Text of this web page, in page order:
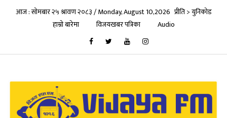
आज : सोमबार २५ श्रावण २०८३ / Monday, August 10,2026 प्रीति > युनिकोड
हाम्रो बारेमा
विजयखबर पत्रिका Audio